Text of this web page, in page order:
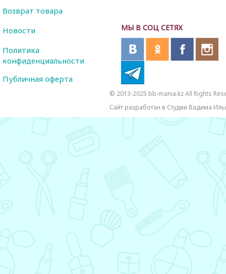
МЫ В СОЦ СЕТЯХ
Возврат товара
Новости
Политика
конфиденциальности
Публичная оферта
© 2013-2025 bb-mania.kz All Rights
Сайт разработан в Студии Вадима